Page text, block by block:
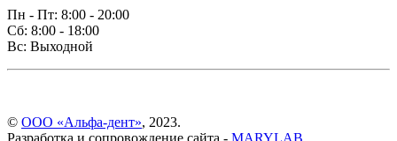
Пн - Пт: 8:00 - 20:00
Сб: 8:00 - 18:00
Вс: Выходной
© ООО «Альфа-дент», 2023.
Разработка и сопровождение сайта - MARYLAB